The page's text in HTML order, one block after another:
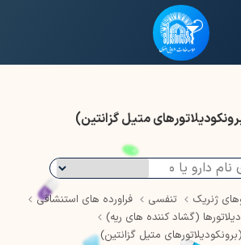
متیل گزانتین)
ژنریک تنفسی
فراورده های استنشاقی
(گشاد کننده های ریه)
متیل گزانتین)